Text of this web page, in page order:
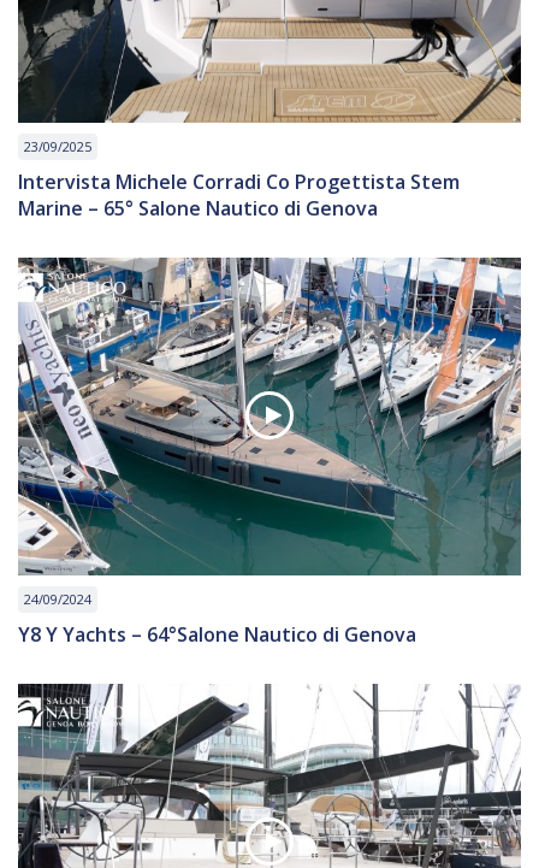
23/09/2025
Intervista Michele Corradi Co Progettista Stem
Marine – 65° Salone Nautico di Genova
24/09/2024
Y8 Y Yachts – 64°Salone Nautico di Genova